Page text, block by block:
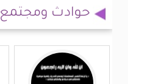
حوادث ومجتمع